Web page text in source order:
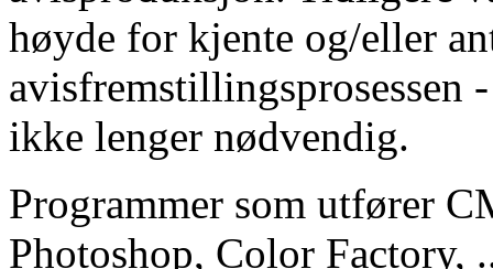
høyde for kjente og/eller
avisfremstillingsprosessen
ikke lenger nødvendig.
Programmer som utfører
Photoshop, Color Factory,